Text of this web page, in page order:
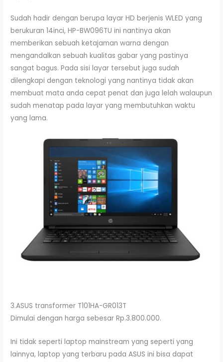
Sudah hadir dengan berupa layar HD berjenis WLED yang
berukuran 14inci, HP-BW096TU ini nantinya akan
memberikan sebuah ketajaman warna dengan
mengandalkan sebuah kualitas gabar yang pastinya
sangat bagus. Pada sisi layar tersebut juga sudah
dilengkapi dengan teknologi yang nantinya tidak akan
membuat mata anda cepat penat dan juga lelah walaupun
sudah menatap pada layar yang membutuhkan waktu
yang lama.
3.ASUS transformer T101HA-GR013T
Dimulai dengan harga sebesar Rp.3.800.000.
Ini tidak seperti laptop mainstream yang seperti yang
lainnya, laptop yang terbaru pada ASUS ini bisa dapat